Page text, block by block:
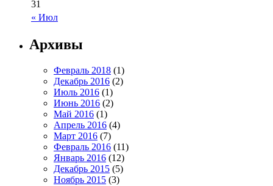
« Июл
31
Архивы
Февраль 2018 (1)
Декабрь 2016 (2)
Июль 2016 (1)
Июнь 2016 (2)
Май 2016 (1)
Апрель 2016 (4)
Март 2016 (7)
Февраль 2016 (11)
Январь 2016 (12)
Декабрь 2015 (5)
Ноябрь 2015 (3)